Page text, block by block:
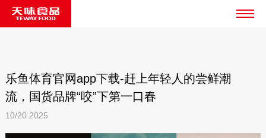
乐鱼体育官网app下载-赶上年轻人的尝鲜潮
流，国货品牌“咬”下第一口春
10/20 2025